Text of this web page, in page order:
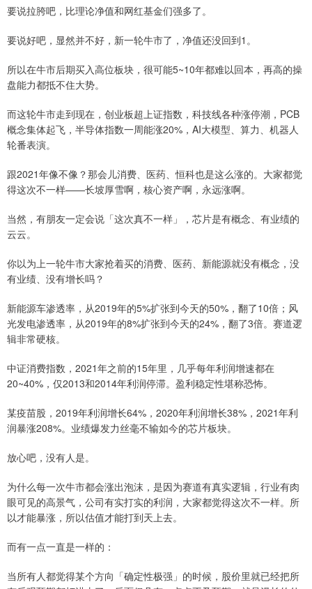
要说拉胯吧，比理论净值和网红基金们强多了。
要说好吧，显然并不好，新一轮牛市了，净值还没回到1。
所以在牛市后期买入高位板块，很可能5~10年都难以回本，再高的操
盘能力都抵不住大势。
而这轮牛市走到现在，创业板超上证指数，科技线各种涨停潮，PCB
概念集体起飞，半导体指数一周能涨20%，AI大模型、算力、机器人
轮番表演。
跟2021年像不像？那会儿消费、医药、恒科也是这么涨的。大家都觉
得这次不一样——长坡厚雪啊，核心资产啊，永远涨啊。
当然，有朋友一定会说「这次真不一样」，芯片是有概念、有业绩的
云云。
你以为上一轮牛市大家抢着买的消费、医药、新能源就没有概念，没
有业绩、没有增长吗？
新能源车渗透率，从2019年的5%扩张到今天的50%，翻了10倍；风
光发电渗透率，从2019年的8%扩张到今天的24%，翻了3倍。赛道逻
辑非常硬核。
中证消费指数，2021年之前的15年里，几乎每年利润增速都在
20~40%，仅2013和2014年利润停滞。盈利稳定性堪称恐怖。
某疫苗股，2019年利润增长64%，2020年利润增长38%，2021年利
润暴涨208%。业绩爆发力丝毫不输如今的芯片板块。
放心吧，没有人是。
为什么每一次牛市都会涨出泡沫，是因为赛道有真实逻辑，行业有肉
眼可见的高景气，公司有实打实的利润，大家都觉得这次不一样。所
以才能暴涨，所以估值才能打到天上去。
而有一点一直是一样的：
当所有人都觉得某个方向「确定性极强」的时候，股价里就已经把所